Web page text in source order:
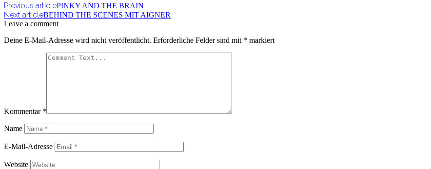
Previous articlePINKY AND THE BRAIN
Next articleBEHIND THE SCENES MIT AIGNER
Leave a comment
Deine E-Mail-Adresse wird nicht veröffentlicht. Erforderliche Felder sind mit * markiert
Kommentar *
Name
E-Mail-Adresse
Website